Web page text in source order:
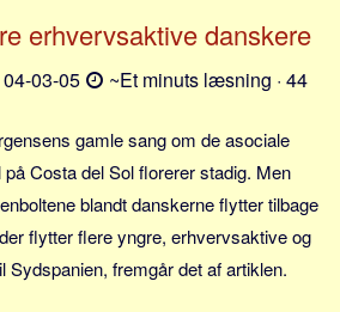
erhvervsaktive danskere
04-03-05
~Et minuts læsning · 44
gamle sang om de asociale
Costa del Sol florerer stadig. Men
blandt danskerne flytter tilbage
flytter flere yngre, erhvervsaktive og
Sydspanien, fremgår det af artiklen.